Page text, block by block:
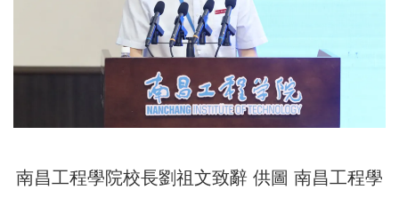
南昌工程學院校長劉祖文致辭 供圖 南昌工程學